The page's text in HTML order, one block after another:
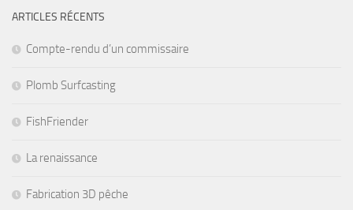
ARTICLES RÉCENTS
Compte-rendu d’un commissaire
Plomb Surfcasting
FishFriender
La renaissance
Fabrication 3D pêche